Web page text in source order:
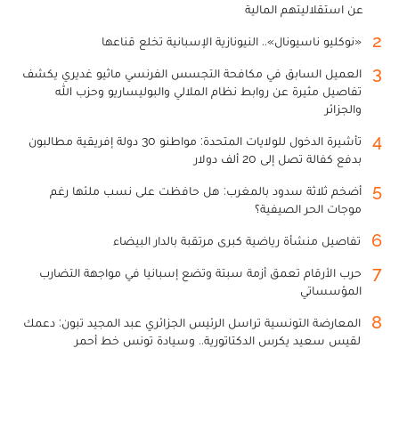
عن استقلاليتهم المالية
2 «نوكليو ناسيونال».. النيونازية الإسبانية تخلع قناعها
3
العميل السابق في مكافحة التجسس الفرنسي ماثيو غديري يكشف
تفاصيل مثيرة عن روابط نظام الملالي والبوليساريو وحزب الله
والجزائر
4
تأشيرة الدخول للولايات المتحدة: مواطنو 30 دولة إفريقية مطالبون
بدفع كفالة تصل إلى 20 ألف دولار
5
أضخم ثلاثة سدود بالمغرب: هل حافظت على نسب ملئها رغم
موجات الحر الصيفية؟
6 تفاصيل منشأة رياضية كبرى مرتقبة بالدار البيضاء
7
حرب الأرقام تعمق أزمة سبتة وتضع إسبانيا في مواجهة التضارب
المؤسساتي
8
المعارضة التونسية تراسل الرئيس الجزائري عبد المجيد تبون: دعمك
لقيس سعيد يكرس الدكتاتورية.. وسيادة تونس خط أحمر